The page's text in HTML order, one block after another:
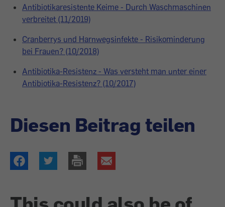
Antibiotikaresistente Keime - Durch Waschmaschinen
verbreitet (11/2019)
Cranberrys und Harnwegsinfekte - Risikominderung
bei Frauen? (10/2018)
Antibiotika-Resistenz - Was versteht man unter einer
Antibiotika-Resistenz? (10/2017)
Diesen Beitrag teilen